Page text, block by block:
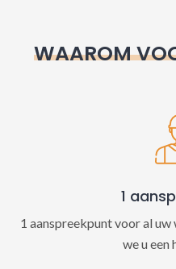
WAAROM
1
1 aanspreekpunt voor al
we u een